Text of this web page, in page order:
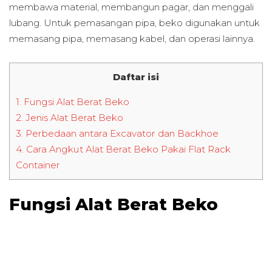
membawa material, membangun pagar, dan menggali
lubang. Untuk pemasangan pipa, beko digunakan untuk
memasang pipa, memasang kabel, dan operasi lainnya.
Daftar isi
1. Fungsi Alat Berat Beko
2. Jenis Alat Berat Beko
3. Perbedaan antara Excavator dan Backhoe
4. Cara Angkut Alat Berat Beko Pakai Flat Rack
Container
Fungsi Alat Berat Beko